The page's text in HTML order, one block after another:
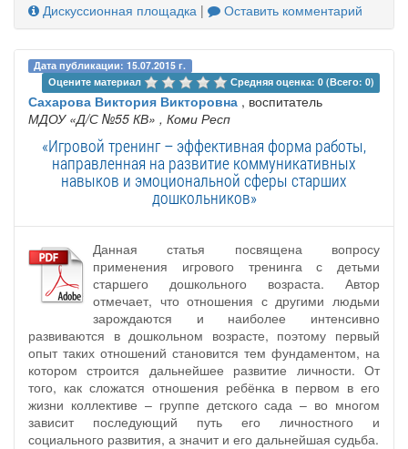
Дискуссионная площадка | Оставить комментарий
Дата публикации: 15.07.2015 г.
Оцените материал
Средняя оценка: 0 (Всего: 0)
Сахарова Виктория Викторовна , воспитатель
МДОУ «Д/С №55 КВ» , Коми Респ
«Игровой тренинг – эффективная форма работы,
направленная на развитие коммуникативных
навыков и эмоциональной сферы старших
дошкольников»
Данная статья посвящена вопросу
применения игрового тренинга с детьми
старшего дошкольного возраста. Автор
отмечает, что отношения с другими людьми
зарождаются и наиболее интенсивно
развиваются в дошкольном возрасте, поэтому первый
опыт таких отношений становится тем фундаментом, на
котором строится дальнейшее развитие личности. От
того, как сложатся отношения ребёнка в первом в его
жизни коллективе – группе детского сада – во многом
зависит последующий путь его личностного и
социального развития, а значит и его дальнейшая судьба.